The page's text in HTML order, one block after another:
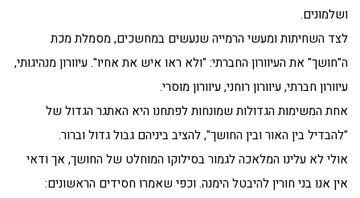
ושלמונים.
לצד השחיתות ומעשי הרמייה שנעשים במחשכים, מסמלת מכת
ה"חושך" את העיוורון החברתי: "ולא ראו איש את אחיו". עיוורון מנהיגותי,
עיוורון חברתי, עיוורון רוחני, עיוורון מוסרי.
אחת המשימות הגדולות שמונחות לפתחנו היא האתגר הגדול של
"להבדיל בין האור ובין החושך", להציב ביניהם גבול גדול וברור.
אולי לא עלינו המלאכה לגמור בסילוקו המוחלט של החושך, אך ודאי
אין אנו בני חורין להיבטל הימנה. וכפי שאמרו חסידים הראשונים: